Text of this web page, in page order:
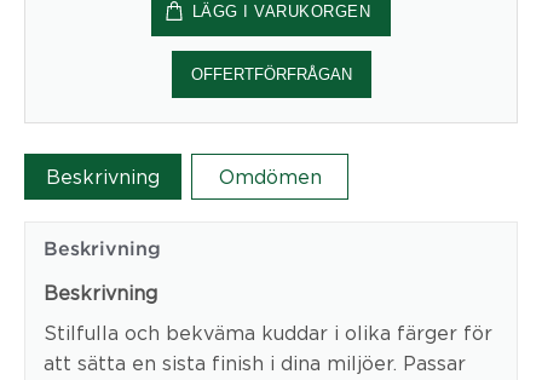
mängd
LÄGG I VARUKORGEN
OFFERTFÖRFRÅGAN
Beskrivning Omdömen
Beskrivning
Beskrivning
Stilfulla och bekväma kuddar i olika färger för
att sätta en sista finish i dina miljöer. Passar